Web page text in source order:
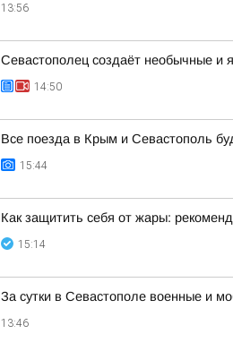
13:56
Севастополец создаёт необычные и
14:50
Все поезда в Крым и Севастополь
15:44
Как защитить себя от жары:
15:14
За сутки в Севастополе военные и
13:46